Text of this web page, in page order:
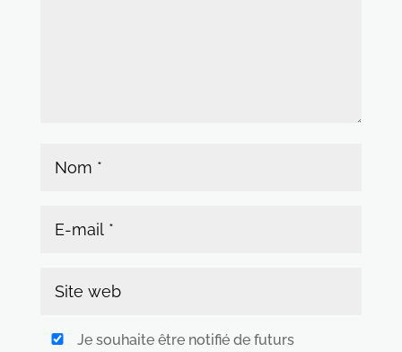
Je souhaite être notifié de futurs